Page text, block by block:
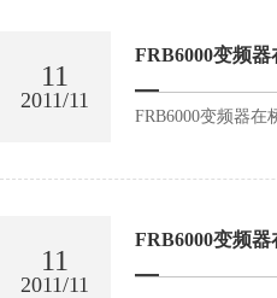
11
2011/11
FRB6000变频
FRB6000变频器
11
2011/11
FRB6000变频